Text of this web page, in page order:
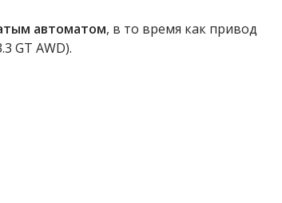
автоматом, в то время как привод
GT AWD).